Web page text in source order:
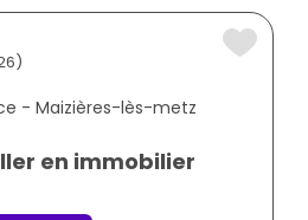
- Maizières-lès-metz
en immobilier